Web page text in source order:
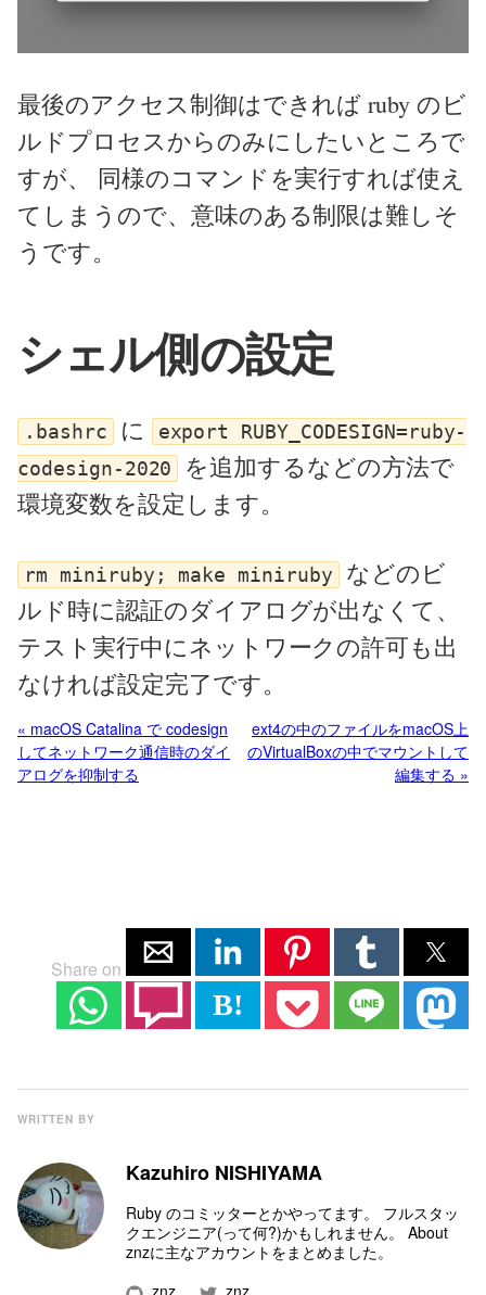
最後のアクセス制御はできれば ruby のビ
ルドプロセスからのみにしたいところで
すが、 同様のコマンドを実行すれば使え
てしまうので、意味のある制限は難しそ
うです。
シェル側の設定
.bashrc に
export RUBY_CODESIGN=ruby-
codesign-2020
を追加するなどの方法で
環境変数を設定します。
rm miniruby; make miniruby などのビ
ルド時に認証のダイアログが出なくて、
テスト実行中にネットワークの許可も出
なければ設定完了です。
« macOS Catalina で codesign
してネットワーク通信時のダイ
アログを抑制する
ext4の中のファイルをmacOS上
のVirtualBoxの中でマウントして
編集する »
Share on
B!
WRITTEN BY
Kazuhiro NISHIYAMA
Ruby のコミッターとかやってます。 フルスタッ
クエンジニア(って何?)かもしれません。 About
znzに主なアカウントをまとめました。